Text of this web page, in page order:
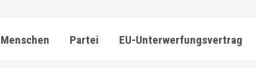
Menschen Partei EU-Unterwerfungsvertrag